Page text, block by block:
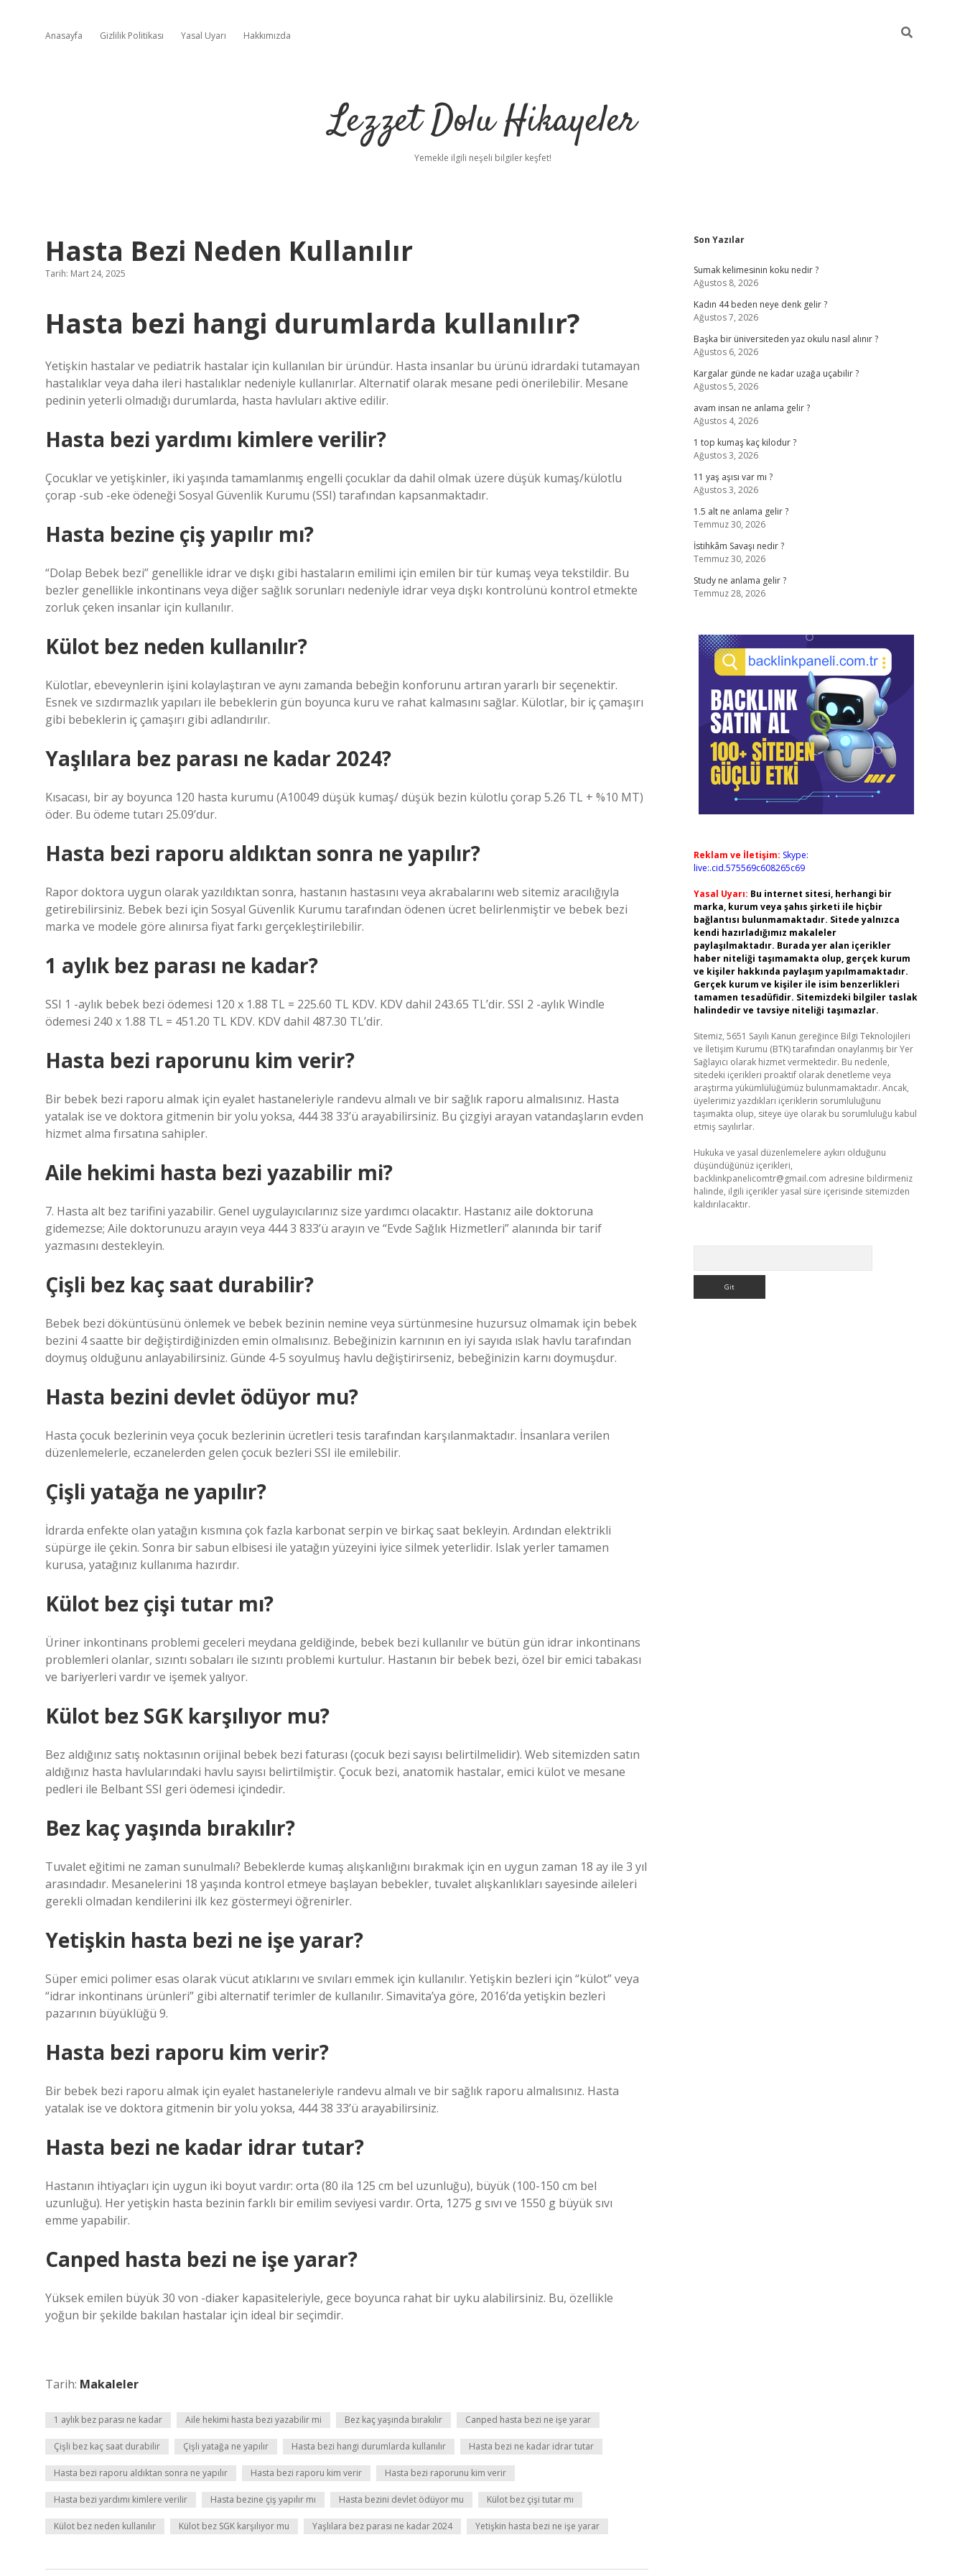
Anasayfa Gizlilik Politikası Yasal Uyarı Hakkımızda
Lezzet Dolu Hikayeler
Yemekle ilgili neşeli bilgiler keşfet!
Hasta Bezi Neden Kullanılır
Tarih: Mart 24, 2025
Hasta bezi hangi durumlarda kullanılır?
Yetişkin hastalar ve pediatrik hastalar için kullanılan bir üründür. Hasta insanlar bu ürünü idrardaki tutamayan
hastalıklar veya daha ileri hastalıklar nedeniyle kullanırlar. Alternatif olarak mesane pedi önerilebilir. Mesane
pedinin yeterli olmadığı durumlarda, hasta havluları aktive edilir.
Hasta bezi yardımı kimlere verilir?
Çocuklar ve yetişkinler, iki yaşında tamamlanmış engelli çocuklar da dahil olmak üzere düşük kumaş/külotlu
çorap -sub -eke ödeneği Sosyal Güvenlik Kurumu (SSI) tarafından kapsanmaktadır.
Hasta bezine çiş yapılır mı?
“Dolap Bebek bezi” genellikle idrar ve dışkı gibi hastaların emilimi için emilen bir tür kumaş veya tekstildir. Bu
bezler genellikle inkontinans veya diğer sağlık sorunları nedeniyle idrar veya dışkı kontrolünü kontrol etmekte
zorluk çeken insanlar için kullanılır.
Külot bez neden kullanılır?
Külotlar, ebeveynlerin işini kolaylaştıran ve aynı zamanda bebeğin konforunu artıran yararlı bir seçenektir.
Esnek ve sızdırmazlık yapıları ile bebeklerin gün boyunca kuru ve rahat kalmasını sağlar. Külotlar, bir iç çamaşırı
gibi bebeklerin iç çamaşırı gibi adlandırılır.
Yaşlılara bez parası ne kadar 2024?
Kısacası, bir ay boyunca 120 hasta kurumu (A10049 düşük kumaş/ düşük bezin külotlu çorap 5.26 TL + %10 MT)
öder. Bu ödeme tutarı 25.09’dur.
Hasta bezi raporu aldıktan sonra ne yapılır?
Rapor doktora uygun olarak yazıldıktan sonra, hastanın hastasını veya akrabalarını web sitemiz aracılığıyla
getirebilirsiniz. Bebek bezi için Sosyal Güvenlik Kurumu tarafından ödenen ücret belirlenmiştir ve bebek bezi
marka ve modele göre alınırsa fiyat farkı gerçekleştirilebilir.
1 aylık bez parası ne kadar?
SSI 1 -aylık bebek bezi ödemesi 120 x 1.88 TL = 225.60 TL KDV. KDV dahil 243.65 TL’dir. SSI 2 -aylık Windle
ödemesi 240 x 1.88 TL = 451.20 TL KDV. KDV dahil 487.30 TL’dir.
Hasta bezi raporunu kim verir?
Bir bebek bezi raporu almak için eyalet hastaneleriyle randevu almalı ve bir sağlık raporu almalısınız. Hasta
yatalak ise ve doktora gitmenin bir yolu yoksa, 444 38 33’ü arayabilirsiniz. Bu çizgiyi arayan vatandaşların evden
hizmet alma fırsatına sahipler.
Aile hekimi hasta bezi yazabilir mi?
7. Hasta alt bez tarifini yazabilir. Genel uygulayıcılarınız size yardımcı olacaktır. Hastanız aile doktoruna
gidemezse; Aile doktorunuzu arayın veya 444 3 833’ü arayın ve “Evde Sağlık Hizmetleri” alanında bir tarif
yazmasını destekleyin.
Çişli bez kaç saat durabilir?
Bebek bezi döküntüsünü önlemek ve bebek bezinin nemine veya sürtünmesine huzursuz olmamak için bebek
bezini 4 saatte bir değiştirdiğinizden emin olmalısınız. Bebeğinizin karnının en iyi sayıda ıslak havlu tarafından
doymuş olduğunu anlayabilirsiniz. Günde 4-5 soyulmuş havlu değiştirirseniz, bebeğinizin karnı doymuşdur.
Hasta bezini devlet ödüyor mu?
Hasta çocuk bezlerinin veya çocuk bezlerinin ücretleri tesis tarafından karşılanmaktadır. İnsanlara verilen
düzenlemelerle, eczanelerden gelen çocuk bezleri SSI ile emilebilir.
Çişli yatağa ne yapılır?
İdrarda enfekte olan yatağın kısmına çok fazla karbonat serpin ve birkaç saat bekleyin. Ardından elektrikli
süpürge ile çekin. Sonra bir sabun elbisesi ile yatağın yüzeyini iyice silmek yeterlidir. Islak yerler tamamen
kurusa, yatağınız kullanıma hazırdır.
Külot bez çişi tutar mı?
Üriner inkontinans problemi geceleri meydana geldiğinde, bebek bezi kullanılır ve bütün gün idrar inkontinans
problemleri olanlar, sızıntı sobaları ile sızıntı problemi kurtulur. Hastanın bir bebek bezi, özel bir emici tabakası
ve bariyerleri vardır ve işemek yalıyor.
Külot bez SGK karşılıyor mu?
Bez aldığınız satış noktasının orijinal bebek bezi faturası (çocuk bezi sayısı belirtilmelidir). Web sitemizden satın
aldığınız hasta havlularındaki havlu sayısı belirtilmiştir. Çocuk bezi, anatomik hastalar, emici külot ve mesane
pedleri ile Belbant SSI geri ödemesi içindedir.
Bez kaç yaşında bırakılır?
Tuvalet eğitimi ne zaman sunulmalı? Bebeklerde kumaş alışkanlığını bırakmak için en uygun zaman 18 ay ile 3 yıl
arasındadır. Mesanelerini 18 yaşında kontrol etmeye başlayan bebekler, tuvalet alışkanlıkları sayesinde aileleri
gerekli olmadan kendilerini ilk kez göstermeyi öğrenirler.
Yetişkin hasta bezi ne işe yarar?
Süper emici polimer esas olarak vücut atıklarını ve sıvıları emmek için kullanılır. Yetişkin bezleri için “külot” veya
“idrar inkontinans ürünleri” gibi alternatif terimler de kullanılır. Simavita’ya göre, 2016’da yetişkin bezleri
pazarının büyüklüğü 9.
Hasta bezi raporu kim verir?
Bir bebek bezi raporu almak için eyalet hastaneleriyle randevu almalı ve bir sağlık raporu almalısınız. Hasta
yatalak ise ve doktora gitmenin bir yolu yoksa, 444 38 33’ü arayabilirsiniz.
Hasta bezi ne kadar idrar tutar?
Hastanın ihtiyaçları için uygun iki boyut vardır: orta (80 ila 125 cm bel uzunluğu), büyük (100-150 cm bel
uzunluğu). Her yetişkin hasta bezinin farklı bir emilim seviyesi vardır. Orta, 1275 g sıvı ve 1550 g büyük sıvı
emme yapabilir.
Canped hasta bezi ne işe yarar?
Yüksek emilen büyük 30 von -diaker kapasiteleriyle, gece boyunca rahat bir uyku alabilirsiniz. Bu, özellikle
yoğun bir şekilde bakılan hastalar için ideal bir seçimdir.
Tarih: Makaleler
1 aylık bez parası ne kadar Aile hekimi hasta bezi yazabilir mi Bez kaç yaşında bırakılır Canped hasta bezi ne işe yarar
Çişli bez kaç saat durabilir Çişli yatağa ne yapılır Hasta bezi hangi durumlarda kullanılır Hasta bezi ne kadar idrar tutar
Hasta bezi raporu aldıktan sonra ne yapılır Hasta bezi raporu kim verir Hasta bezi raporunu kim verir
Hasta bezi yardımı kimlere verilir Hasta bezine çiş yapılır mı Hasta bezini devlet ödüyor mu Külot bez çişi tutar mı
Külot bez neden kullanılır Külot bez SGK karşılıyor mu Yaşlılara bez parası ne kadar 2024 Yetişkin hasta bezi ne işe yarar
Sidebar
Son Yazılar
Sumak kelimesinin koku nedir ?
Ağustos 8, 2026
Kadın 44 beden neye denk gelir ?
Ağustos 7, 2026
Başka bir üniversiteden yaz okulu nasıl alınır ?
Ağustos 6, 2026
Kargalar günde ne kadar uzağa uçabilir ?
Ağustos 5, 2026
avam insan ne anlama gelir ?
Ağustos 4, 2026
1 top kumaş kaç kilodur ?
Ağustos 3, 2026
11 yaş aşısı var mı ?
Ağustos 3, 2026
1.5 alt ne anlama gelir ?
Temmuz 30, 2026
İstihkâm Savaşı nedir ?
Temmuz 30, 2026
Study ne anlama gelir ?
Temmuz 28, 2026
Reklam ve İletişim: Skype:
live:.cid.575569c608265c69
Yasal Uyarı: Bu internet sitesi, herhangi bir
marka, kurum veya şahıs şirketi ile hiçbir
bağlantısı bulunmamaktadır. Sitede yalnızca
kendi hazırladığımız makaleler
paylaşılmaktadır. Burada yer alan içerikler
haber niteliği taşımamakta olup, gerçek kurum
ve kişiler hakkında paylaşım yapılmamaktadır.
Gerçek kurum ve kişiler ile isim benzerlikleri
tamamen tesadüfidir. Sitemizdeki bilgiler taslak
halindedir ve tavsiye niteliği taşımazlar.
Sitemiz, 5651 Sayılı Kanun gereğince Bilgi Teknolojileri
ve İletişim Kurumu (BTK) tarafından onaylanmış bir Yer
Sağlayıcı olarak hizmet vermektedir. Bu nedenle,
sitedeki içerikleri proaktif olarak denetleme veya
araştırma yükümlülüğümüz bulunmamaktadır. Ancak,
üyelerimiz yazdıkları içeriklerin sorumluluğunu
taşımakta olup, siteye üye olarak bu sorumluluğu kabul
etmiş sayılırlar.
Hukuka ve yasal düzenlemelere aykırı olduğunu
düşündüğünüz içerikleri,
backlinkpanelicomtr@gmail.com adresine bildirmeniz
halinde, ilgili içerikler yasal süre içerisinde sitemizden
kaldırılacaktır.